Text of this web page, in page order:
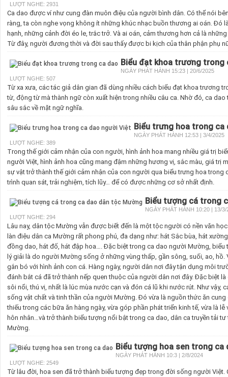
LƯỢT NGHE: 2931
Ca dao được ví như cung đàn muôn điệu của người bình dân. Có thể nói
ràng, ta còn nghe vọng không ít những khúc nhạc buồn thương ai oán. Đó
hạnh, những cảnh đời éo le, trắc trở. Và ai oán, cảm thương hơn cả là
Từ đây, người đương thời và đời sau thấy được bi kịch của thân phận phụ
Biểu đạt khoa trương trong
NGÀY PHÁT HÀNH 15:23 | 20/6/2025
LƯỢT NGHE: 507
Từ xa xưa, các tác giả dân gian đã dùng nhiều cách biểu đạt khoa trương
từ, động từ mà thành ngữ còn xuất hiện trong nhiều câu ca. Nhờ đó, ca
sâu sắc về mặt ngữ nghĩa.
Biểu trưng hoa trong ca
NGÀY PHÁT HÀNH 12:53 | 3/4/2025
LƯỢT NGHE: 389
Trong thế giới cảm nhận của con người, hình ảnh hoa mang nhiều giá trị
người Việt, hình ảnh hoa cũng mang đậm những hương vị, sắc màu, giá trị
sự vật trở thành thế giới cảm nhận của con người qua biểu trưng hoa trong
trình quan sát, trải nghiệm, tích lũy… để có được những cơ sở nhất định.
Biểu tượng cá trong
NGÀY PHÁT HÀNH 10:20 | 13/3/
LƯỢT NGHE: 294
Lâu nay, dân tộc Mường vẫn được biết đến là một tộc người có nền văn
làn điệu dân ca Mường rất phong phú, đa dạng như: hát Sắc bùa, hát
đồng dao, hát đố, hát đập hoa…. Đặc biệt trong ca dao người Mường,
lý giải là do người Mường sống ở những vùng thấp, gần sông, suối, ao, hồ.
gắn bó với hình ảnh con cá. Hàng ngày, người dân nơi đây tận dụng môi
đánh bắt cá đã trở thành nếp quen thuộc của người dân nơi đây. Đặc biệt
sôi nổi, thú vị, nhất là lúc mùa nước cạn và đón cá lũ khi nước rút. Như vậy,
sống vật chất và tinh thần của người Mường. Đó vừa là nguồn thức ăn
thiếu trong các bữa ăn hàng ngày, vừa góp phần phát triển kinh tế, vừa là
hôn nhân…và trở thành biểu tượng nổi bật trong ca dao, dân ca truyền tải
Mường.
Biểu tượng hoa sen trong ca
NGÀY PHÁT HÀNH 10:3 | 2/8/2024
LƯỢT NGHE: 2549
Từ lâu đời, hoa sen đã trở thành biểu tượng đẹp trong đời sống người Việt.